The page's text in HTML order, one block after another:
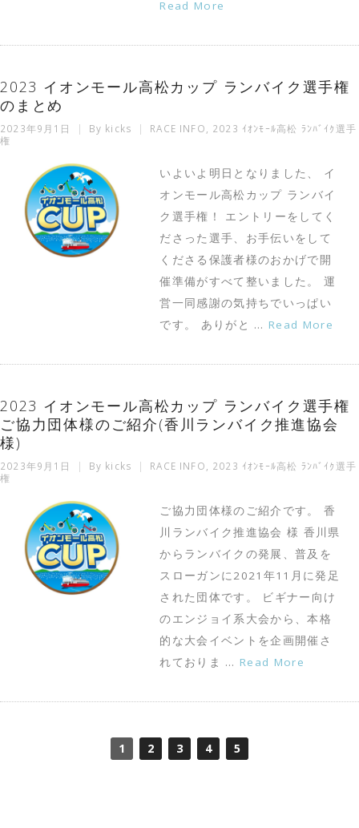
Read More
2023 イオンモール高松カップ ランバイク選手権
のまとめ
2023年9月1日 By kicks RACE INFO
2023 ｲｵﾝﾓｰﾙ高松 ﾗﾝﾊﾞｲｸ選手
権
いよいよ明日となりました、 イ
オンモール高松カップ ランバイ
ク選手権！ エントリーをしてく
ださった選手、お手伝いをして
くださる保護者様のおかげで開
催準備がすべて整いました。 運
営一同感謝の気持ちでいっぱい
です。 ありがと … Read More
2023 イオンモール高松カップ ランバイク選手権
ご協力団体様のご紹介(香川ランバイク推進協会
様)
2023年9月1日 By kicks RACE INFO
2023 ｲｵﾝﾓｰﾙ高松 ﾗﾝﾊﾞｲｸ選手
権
ご協力団体様のご紹介です。 香
川ランバイク推進協会 様 香川県
からランバイクの発展、普及を
スローガンに2021年11月に発足
された団体です。 ビギナー向け
のエンジョイ系大会から、本格
的な大会イベントを企画開催さ
れておりま … Read More
1 2 3 4 5